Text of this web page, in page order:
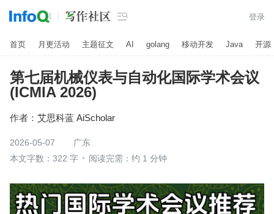
 登录
首页 月更活动 主题征文 AI golang 移动开发 Java 开源
第七届机械仪表与自动化国际学术会议
(ICMIA 2026)
作者： 艾思科蓝 AiScholar
2026-05-07
广东
本文字数：322 字
阅读完需：约 1 分钟